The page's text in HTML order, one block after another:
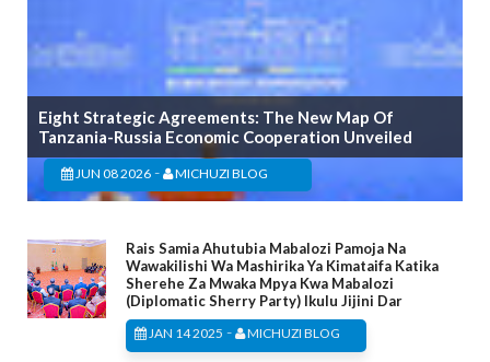
Eight Strategic Agreements: The New Map Of
Tanzania-Russia Economic Cooperation Unveiled
JUN 08 2026 - MICHUZI BLOG
Rais Samia Ahutubia Mabalozi Pamoja Na
Wawakilishi Wa Mashirika Ya Kimataifa Katika
Sherehe Za Mwaka Mpya Kwa Mabalozi
(Diplomatic Sherry Party) Ikulu Jijini Dar
JAN 14 2025 - MICHUZI BLOG